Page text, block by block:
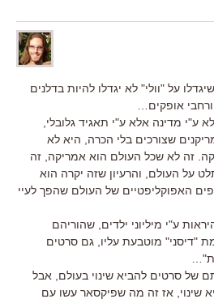
על "וולי" לא יגדלו להיות בדלנים
אופקים…
ע"י מדינה אלא ע"י תאגיד גלובלי,
שצורכים בלי הכרה, היא לא
זה לא שכל העולם הוא אמריקה, זה
על העולם, והרעיון שזה יקרה הוא
האפוקליפטיים של העולם שהפך לעיי
ע"י מיליוני ילדים, שהוריהם
"דיסני" מוטבעת עליו, גם סרטים
של סרטים להביא שינוי בעולם, אבל
אז זה מה שפיקסאר עשו עם